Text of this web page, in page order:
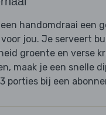
handomdraai een
jou. Je serveert
groente en verse
maak je een snelle
porties bij een